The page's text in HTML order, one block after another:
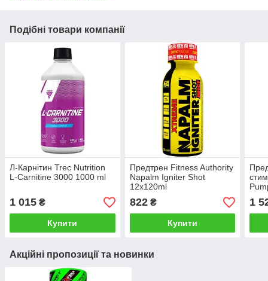
Подібні товари компанії
Л-Карнітин Trec Nutrition
L-Carnitine 3000 1000 ml
1 015 ₴
Купити
Предтрен Fitness Authority
Napalm Igniter Shot
12x120ml
822₴
Купити
1
Акційні пропозиції та новинки